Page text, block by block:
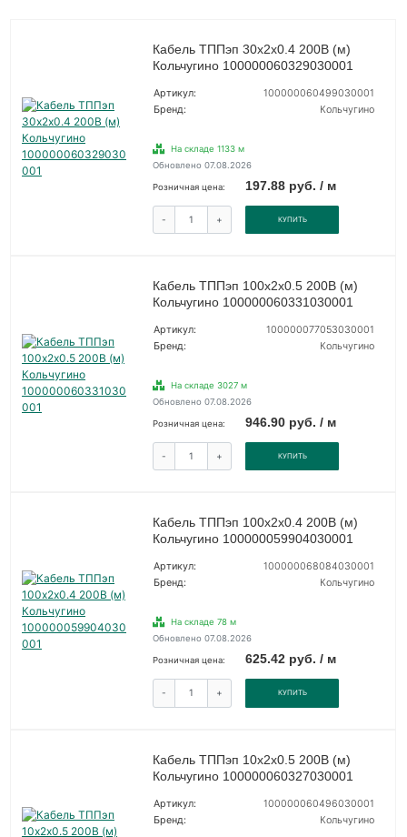
Кабель ТППэп 30х2х0.4 200В (м)
Кольчугино 100000060329030001
Артикул:
100000060499030001
Бренд:
Кольчугино
На складе 1133 м
Обновлено 07.08.2026
Розничная цена: 197.88 руб. / м
- + КУПИТЬ
Кабель ТППэп 100х2х0.5 200В (м)
Кольчугино 100000060331030001
Артикул:
100000077053030001
Бренд:
Кольчугино
На складе 3027 м
Обновлено 07.08.2026
Розничная цена: 946.90 руб. / м
- + КУПИТЬ
Кабель ТППэп 100х2х0.4 200В (м)
Кольчугино 100000059904030001
Артикул:
100000068084030001
Бренд:
Кольчугино
На складе 78 м
Обновлено 07.08.2026
Розничная цена: 625.42 руб. / м
- + КУПИТЬ
Кабель ТППэп 10х2х0.5 200В (м)
Кольчугино 100000060327030001
Артикул:
100000060496030001
Бренд:
Кольчугино